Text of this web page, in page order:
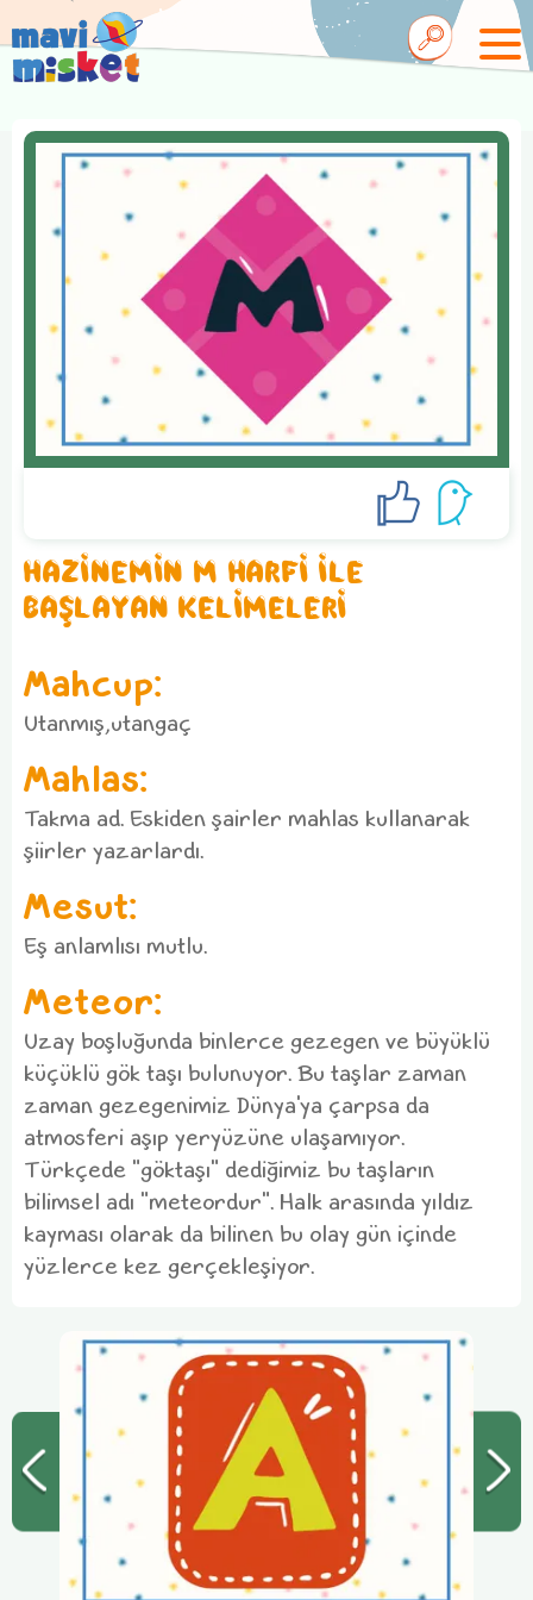
HAZİNEMİN M HARFİ İLE
BAŞLAYAN KELİMELERİ
Mahcup:
Utanmış,utangaç
Mahlas:
Takma ad. Eskiden şairler mahlas kullanarak
şiirler yazarlardı.
Mesut:
Eş anlamlısı mutlu.
Meteor:
Uzay boşluğunda binlerce gezegen ve büyüklü
küçüklü gök taşı bulunuyor. Bu taşlar zaman
zaman gezegenimiz Dünya'ya çarpsa da
atmosferi aşıp yeryüzüne ulaşamıyor.
Türkçede "göktaşı" dediğimiz bu taşların
bilimsel adı "meteordur". Halk arasında yıldız
kayması olarak da bilinen bu olay gün içinde
yüzlerce kez gerçekleşiyor.